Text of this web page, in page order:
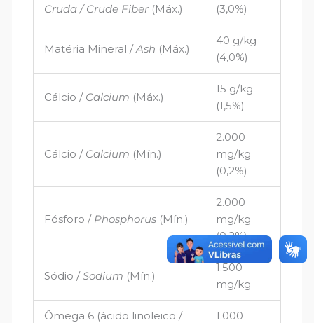
Cruda / Crude Fiber (Máx.) (3,0%)
Matéria Mineral /Ash (Máx.)
40 g/kg
(4,0%)
Cálcio / Calcium (Máx.)
15 g/kg
(1,5%)
Cálcio / Calcium (Mín.)
2.000
mg/kg
(0,2%)
Fósforo / Phosphorus (Mín.)
2.000
mg/kg
(0,2%)
Sódio /Sodium (Mín.)
1.500
mg/kg
Ômega 6 (ácido linoleico /
1.000